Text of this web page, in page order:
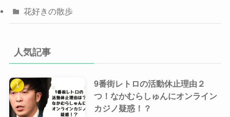
花好きの散歩
人気記事
9番街レトロの活動休止理由２
つ！なかむらしゅんにオンライン
カジノ疑惑！？